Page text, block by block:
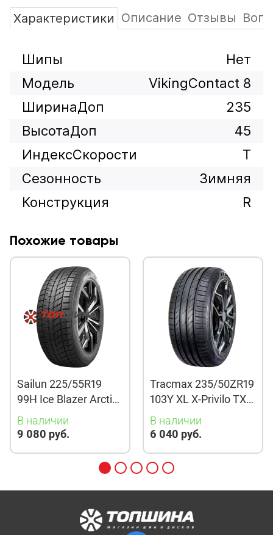
Характеристики Описание Отзывы
Шипы
Нет
Модель
VikingContact 8
ШиринаДоп
235
ВысотаДоп
45
ИндексСкорости
T
Сезонность
Зимняя
Конструкция
R
Похожие товары
Sailun 225/55R19
99H Ice Blazer Arctic
Evo TL
В наличии
9 080 руб.
Tracmax 235/50ZR19
103Y XL X-Privilo TX3
TL
В наличии
6 040 руб.